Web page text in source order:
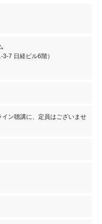
3-7 日経ビル6階）
ン聴講に、定員はございませ